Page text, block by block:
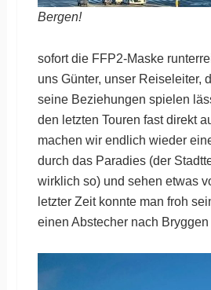
Bergen!
sofort die FFP2-Maske
uns Günter, unser Reiseleiter,
seine Beziehungen spielen
den letzten Touren fast direkt
machen wir endlich wieder
durch das Paradies (der
wirklich so) und sehen etwas
letzter Zeit konnte man froh
einen Abstecher nach